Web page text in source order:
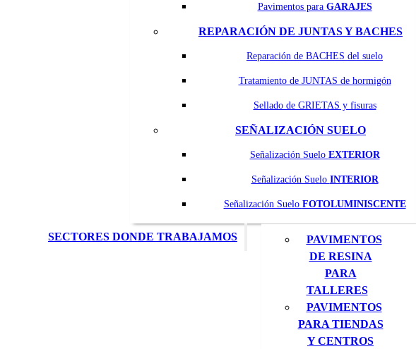
Pavimentos para GARAJES
REPARACIÓN DE JUNTAS Y BACHES
Reparación de BACHES del suelo
Tratamiento de JUNTAS de hormigón
Sellado de GRIETAS y fisuras
SEÑALIZACIÓN SUELO
Señalización Suelo EXTERIOR
Señalización Suelo INTERIOR
Señalización Suelo FOTOLUMINISCENTE
SECTORES DONDE TRABAJAMOS
PAVIMENTOS
DE RESINA
PARA
TALLERES
PAVIMENTOS
PARA TIENDAS
Y CENTROS